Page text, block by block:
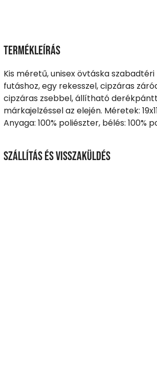
Termékleírás
Kis méretű, unisex övtáska
futáshoz, egy rekesszel, cipzáras
cipzáras zsebbel, állítható
márkajelzéssel az elején. Méretek:
Anyaga: 100% poliészter, bélés: 100%
Szállítás és visszaküldés